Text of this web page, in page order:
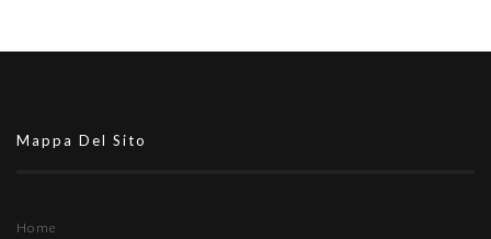
Mappa Del Sito
Home